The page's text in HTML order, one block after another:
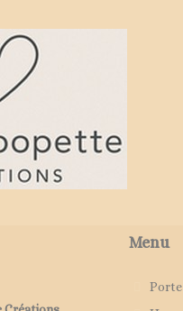
Menu
Porte